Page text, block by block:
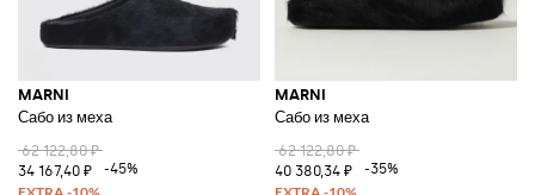
MARNI
Сабо из меха
62 122,80 ₽
34 167,40 ₽
-45%
MARNI
Сабо из меха
62 122,80 ₽
40 380,34 ₽
-35%